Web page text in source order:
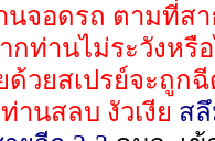
นจอดรถ ตามที่ส
กท่านไม่ระวังหรื
ด้วยสเปรย์จะถูกฉี
านสลบ งัวเงีย ส